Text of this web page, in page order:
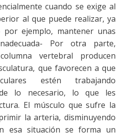
cuando se exige al
al que puede realizar, ya
ejemplo, mantener unas
Por otra parte,
vertebral producen
que favorecen a que
estén trabajando
lo necesario, lo que les
El músculo que sufre la
la arteria, disminuyendo
esa situación se forma un